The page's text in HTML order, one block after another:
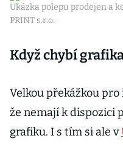
Ukázka polepu prodejen a
PRINT s.r.o.
Když chybí
Velkou překážkou
že nemají k dispozici
grafiku. I s tím si ale v